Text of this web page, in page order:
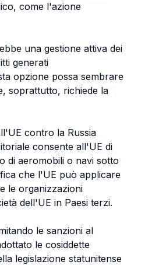
come l'azione
una gestione attiva dei
generati
opzione possa sembrare
soprattutto, richiede la
contro la Russia
consente all'UE di
di aeromobili o navi sotto
che l'UE può applicare
le organizzazioni
dell'UE in Paesi terzi.
le sanzioni al
le cosiddette
legislazione statunitense